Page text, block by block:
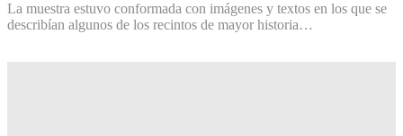
La muestra estuvo conformada con imágenes y textos en los que se
describían algunos de los recintos de mayor historia…